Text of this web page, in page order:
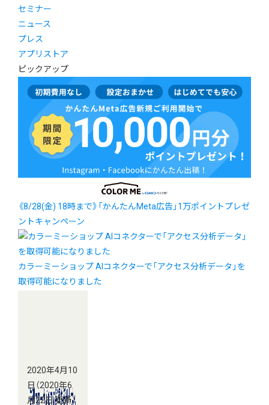
セミナー
ニュース
プレス
アプリストア
ピックアップ
《8/28(金) 18時まで》「かんたんMeta広告」1万ポイントプレゼ
ントキャンペーン
カラーミーショップ AIコネクターで「アクセス分析データ」を
取得可能になりました
2020年4月10
日 （2020年6
月22日 更新）